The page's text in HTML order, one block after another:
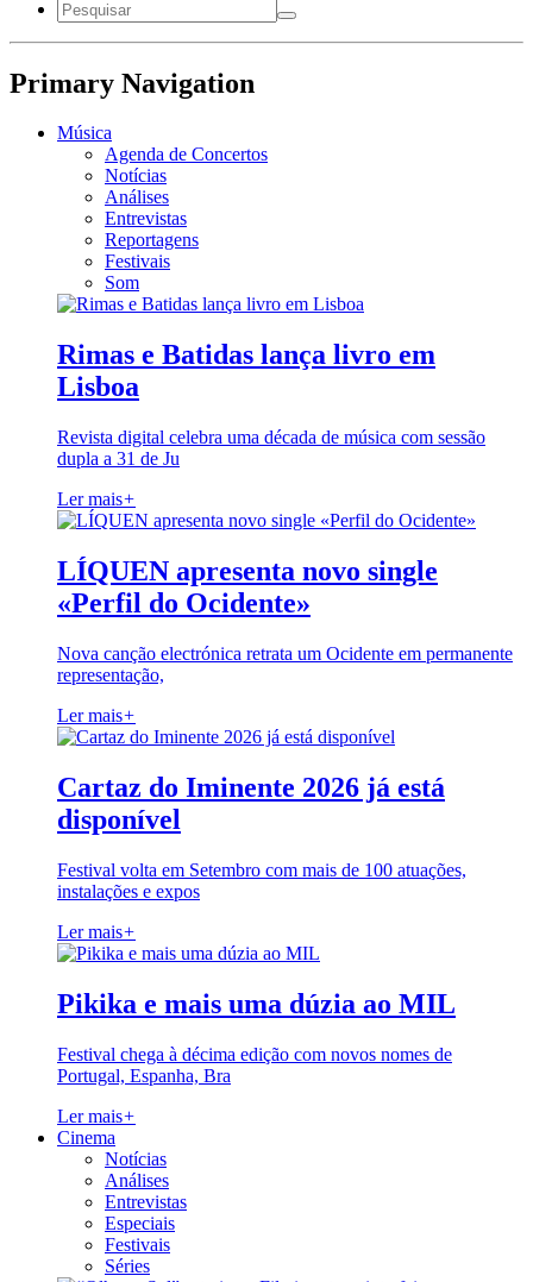
Primary Navigation
Música
Agenda de Concertos
Notícias
Análises
Entrevistas
Reportagens
Festivais
Som
Rimas e Batidas lança livro em
Lisboa
Revista digital celebra uma década de música com sessão
dupla a 31 de Ju
Ler mais+
LÍQUEN apresenta novo single
«Perfil do Ocidente»
Nova canção electrónica retrata um Ocidente em permanente
representação,
Ler mais+
Cartaz do Iminente 2026 já está
disponível
Festival volta em Setembro com mais de 100 atuações,
instalações e expos
Ler mais+
Pikika e mais uma dúzia ao MIL
Festival chega à décima edição com novos nomes de
Portugal, Espanha, Bra
Ler mais+
Cinema
Notícias
Análises
Entrevistas
Especiais
Festivais
Séries